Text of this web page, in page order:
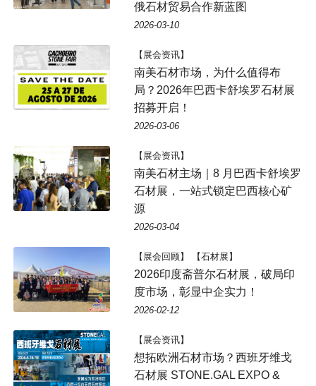
俄石材贸易合作新蓝图
2026-03-10
【展会资讯】
南美石材市场，为什么值得布
局？2026年巴西卡舒埃罗石材展
招募开启！
2026-03-06
【展会资讯】
南美石材主场｜8 月巴西卡舒埃罗
石材展，一站式锁定巴西核心矿
源
2026-03-04
【展会回顾】 【石材展】
2026印度斋普尔石材展，破局印
度市场，彰显中企实力！
2026-02-12
【展会资讯】
想拓欧洲石材市场？西班牙维戈
石材展 STONE.GAL EXPO &